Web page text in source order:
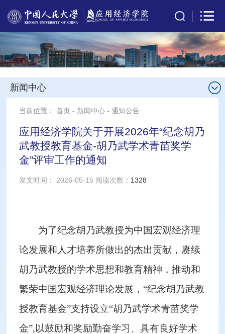
新闻中心
当前位置：首页 - 新闻中心 -通知公告
应用经济学院关于开展2026年“纪念胡乃
武教授教育基金-胡乃武学术青苗奖学
金”评审工作的通知
发文时间： 2026-05-15 阅读次数： 1328
为了纪念胡乃武教授为中国宏观经济理
论发展和人才培养所做出的杰出贡献，赓续
胡乃武教授的学术思想和教育精神，推动和
繁荣中国宏观经济理论发展，“纪念胡乃武教
授教育基金”支持设立“胡乃武学术青苗奖学
金”,以鼓励和奖励勤奋学习、具有良好学术